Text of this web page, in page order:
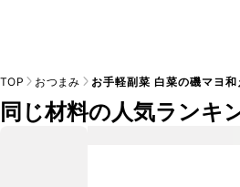
TOP おつまみ お手軽副菜 白菜の磯マヨ和
同じ材料の人気ランキ